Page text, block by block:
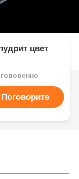
цвет
Поговорите